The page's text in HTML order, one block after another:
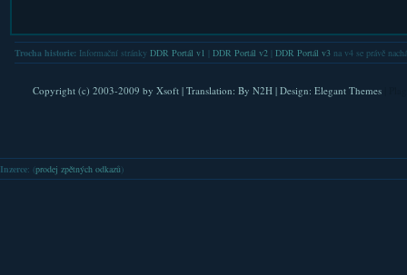
Trocha historie: Informační stránky DDR Portál v1 DDR Portál v2| DDR Portál v3na v4 se právě
Copyright (c) 2003-2009 by Xsoft| Translation: By N2H| Design: Elegant Themes
Inzerce: (prodej zpětných odkazů )